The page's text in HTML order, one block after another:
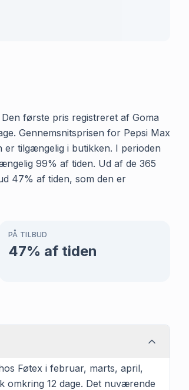
første pris registreret af Goma
Gennemsnitsprisen for Pepsi Max
tilgængelig i butikken. I perioden
99% af tiden. Ud af de 365
47% af tiden, som den er
PÅ TILBUD
47% af tiden
Føtex i februar, marts, april,
omkring 12 dage. Det nuværende